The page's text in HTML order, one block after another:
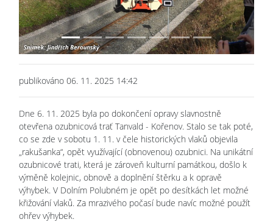
publikováno 06. 11. 2025 14:42
Dne 6. 11. 2025 byla po dokončení opravy slavnostně
otevřena ozubnicová trať Tanvald - Kořenov. Stalo se tak poté,
co se zde v sobotu 1. 11. v čele historických vlaků objevila
„rakušanka“, opět využívající (obnovenou) ozubnici. Na unikátní
ozubnicové trati, která je zároveň kulturní památkou, došlo k
výměně kolejnic, obnově a doplnění štěrku a k opravě
výhybek. V Dolním Polubném je opět po desítkách let možné
křižování vlaků. Za mrazivého počasí bude navíc možné použít
ohřev výhybek.